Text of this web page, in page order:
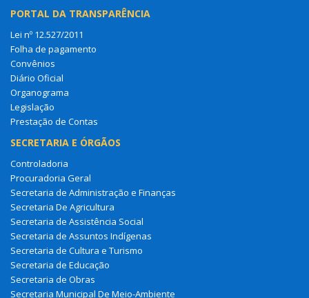
PORTAL DA TRANSPARÊNCIA
Lei nº 12.527/2011
Folha de pagamento
Convênios
Diário Oficial
Organograma
Legislação
Prestação de Contas
SECRETARIA E ÓRGÃOS
Controladoria
Procuradoria Geral
Secretaria de Administração e Finanças
Secretaria De Agricultura
Secretaria de Assistência Social
Secretaria de Assuntos Indígenas
Secretaria de Cultura e Turismo
Secretaria de Educação
Secretaria de Obras
Secretaria Municipal De Meio-Ambiente